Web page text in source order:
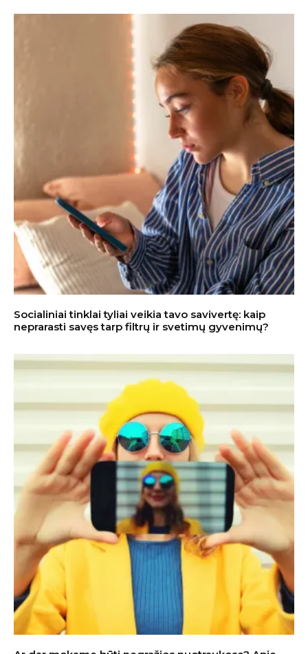
Socialiniai tinklai tyliai veikia tavo savivertę: kaip
neprarasti savęs tarp filtrų ir svetimų gyvenimų?